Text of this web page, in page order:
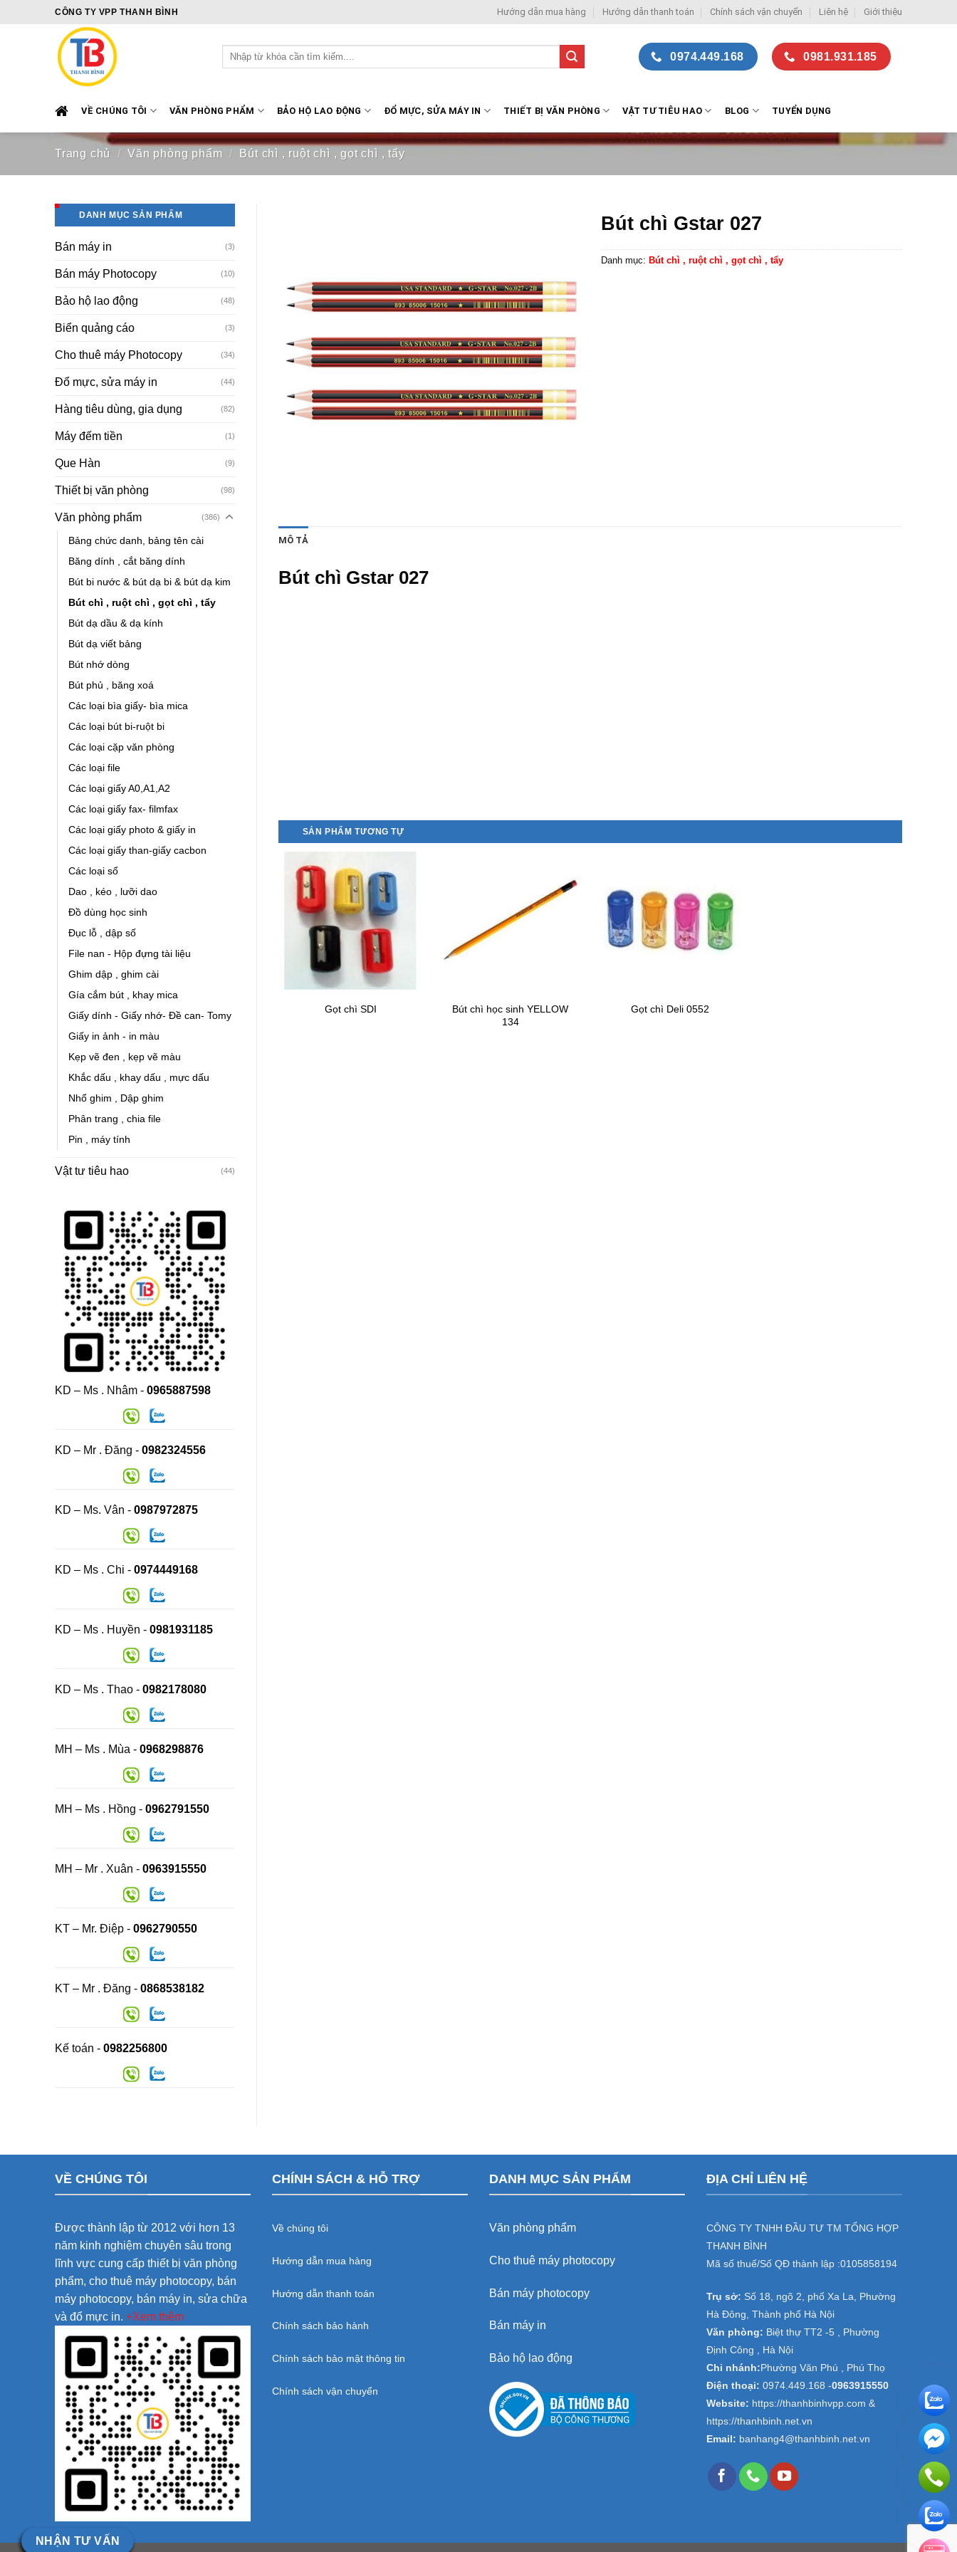
CÔNG TY VPP THANH BÌNH Hướng dẫn mua hàng Hướng dẫn thanh toán Chính sách vận chuyển Liên hệ Giới thiệu
Tìm
kiếm:
0974.449.168 0981.931.185
VỀ CHÚNG TÔI VĂN PHÒNG PHẨM BẢO HỘ LAO ĐỘNG ĐỔ MỰC, SỬA MÁY IN THIẾT BỊ VĂN PHÒNG VẬT TƯ TIÊU HAO BLOG TUYỂN DỤNG
Trang chủ / Văn phòng phẩm / Bút chì , ruột chì , gọt chì , tẩy
DANH MỤC SẢN PHẨM
Bán máy in (3)
Bán máy Photocopy (10)
Bảo hộ lao động (48)
Biển quảng cáo (3)
Cho thuê máy Photocopy (34)
Đổ mực, sửa máy in (44)
Hàng tiêu dùng, gia dụng (82)
Máy đếm tiền (1)
Que Hàn (9)
Thiết bị văn phòng (98)
Văn phòng phẩm (386)
Bảng chức danh, bảng tên cài
Băng dính , cắt băng dính
Bút bi nước & bút dạ bi & bút dạ kim
Bút chì , ruột chì , gọt chì , tẩy
Bút dạ dầu & dạ kính
Bút dạ viết bảng
Bút nhớ dòng
Bút phủ , băng xoá
Các loại bìa giấy- bìa mica
Các loại bút bi-ruột bi
Các loại cặp văn phòng
Các loại file
Các loại giấy A0,A1,A2
Các loại giấy fax- filmfax
Các loại giấy photo & giấy in
Các loại giấy than-giấy cacbon
Các loại sổ
Dao , kéo , lưỡi dao
Đồ dùng học sinh
Đục lỗ , dập số
File nan - Hộp đựng tài liệu
Ghim dập , ghim cài
Gía cắm bút , khay mica
Giấy dính - Giấy nhớ- Đề can- Tomy
Giấy in ảnh - in màu
Kẹp vẽ đen , kẹp vẽ màu
Khắc dấu , khay dấu , mực dấu
Nhổ ghim , Dập ghim
Phân trang , chia file
Pin , máy tính
Vật tư tiêu hao (44)
KD – Ms . Nhâm - 0965887598
KD – Mr . Đăng - 0982324556
KD – Ms. Vân - 0987972875
KD – Ms . Chi - 0974449168
KD – Ms . Huyền - 0981931185
KD – Ms . Thao - 0982178080
MH – Ms . Mùa - 0968298876
MH – Ms . Hồng - 0962791550
MH – Mr . Xuân - 0963915550
KT – Mr. Điệp - 0962790550
KT – Mr . Đăng - 0868538182
Kế toán - 0982256800
Bút chì Gstar 027
Danh mục: Bút chì , ruột chì , gọt chì , tẩy
MÔ TẢ
Bút chì Gstar 027
SẢN PHẨM TƯƠNG TỰ
Gọt chì SDI
Bút chì học sinh YELLOW
134
Gọt chì Deli 0552
VỀ CHÚNG TÔI
Được thành lập từ 2012 với hơn 13
năm kinh nghiệm chuyên sâu trong
lĩnh vực cung cấp thiết bị văn phòng
phẩm, cho thuê máy photocopy, bán
máy photocopy, bán máy in, sửa chữa
và đổ mực in. +Xem thêm
CHÍNH SÁCH & HỖ TRỢ
Về chúng tôi
Hướng dẫn mua hàng
Hướng dẫn thanh toán
Chính sách bảo hành
Chính sách bảo mật thông tin
Chính sách vận chuyển
DANH MỤC SẢN PHẨM
Văn phòng phẩm
Cho thuê máy photocopy
Bán máy photocopy
Bán máy in
Bảo hộ lao động
ĐỊA CHỈ LIÊN HỆ
CÔNG TY TNHH ĐẦU TƯ TM TỔNG HỢP
THANH BÌNH
Mã số thuế/Số QĐ thành lập :0105858194
Trụ sở: Số 18, ngõ 2, phố Xa La, Phường
Hà Đông, Thành phố Hà Nội
Văn phòng: Biệt thự TT2 -5 , Phường
Định Công , Hà Nội
Chi nhánh: Phường Văn Phú , Phú Thọ
Điện thoại: 0974.449.168 -0963915550
Website: https://thanhbinhvpp.com &
https://thanhbinh.net.vn
Email: banhang4@thanhbinh.net.vn
NHẬN TƯ VẤN